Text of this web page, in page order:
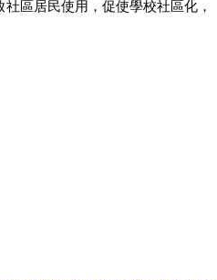
區居民使用，促使學校社區化，